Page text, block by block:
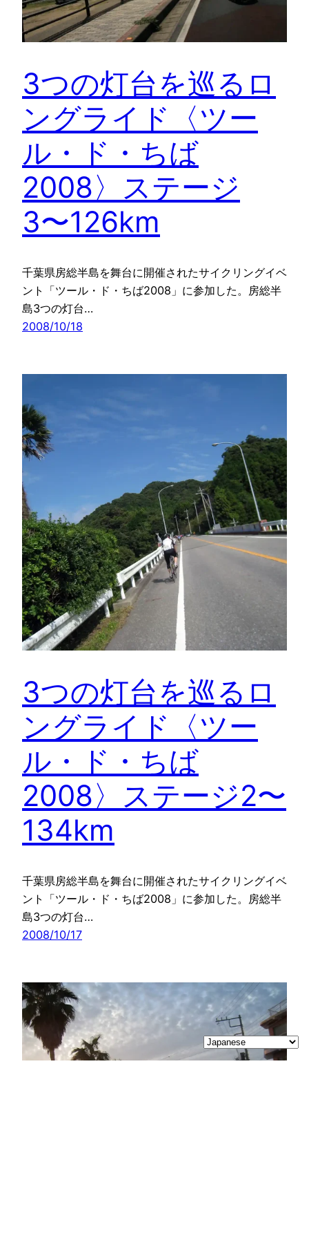
3つの灯台を巡るロ
ングライド〈ツー
ル・ド・ちば
2008〉ステージ
3〜126km
千葉県房総半島を舞台に開催されたサイクリングイベ
ント「ツール・ド・ちば2008」に参加した。房総半
島3つの灯台…
2008/10/18
3つの灯台を巡るロ
ングライド〈ツー
ル・ド・ちば
2008〉ステージ2〜
134km
千葉県房総半島を舞台に開催されたサイクリングイベ
ント「ツール・ド・ちば2008」に参加した。房総半
島3つの灯台…
2008/10/17